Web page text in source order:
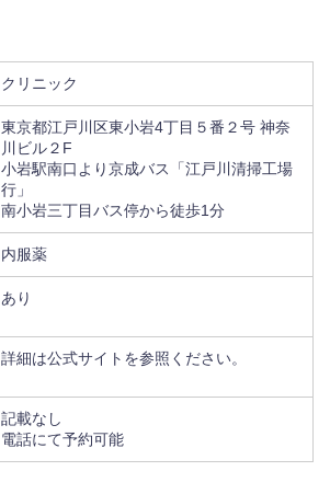
クリニック
東京都江戸川区東小岩4丁目５番２号 神奈
川ビル２F
小岩駅南口より京成バス「江戸川清掃工場
行」
南小岩三丁目バス停から徒歩1分
内服薬
あり
詳細は公式サイトを参照ください。
記載なし
電話にて予約可能